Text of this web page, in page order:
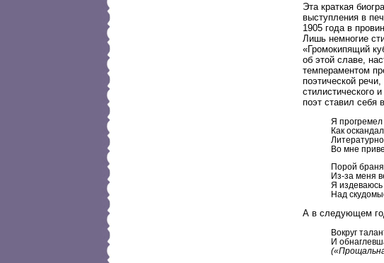
Эта краткая
выступления в
1905 года в
Лишь немногие
«Громокипящий
об этой славе,
темпераментом
поэтической
стилистического
поэт ставил себя
Я прогремел
Как
Во мне
Порой
Из-за меня
Я
Над
А в следующем
Вокруг
И